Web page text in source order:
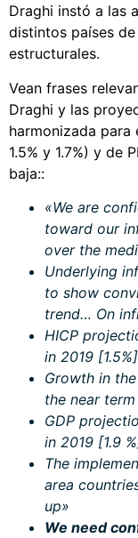
Draghi instó a las
distintos países
estructurales.
Vean frases
Draghi y las
harmonizada para
1.5% y 1.7%) y de
baja::
«We are
toward our
over the
Underlying
to show
trend… On
HICP
in 2019
Growth in
the near
GDP
in 2019 [1.9
The
area
up»
We need